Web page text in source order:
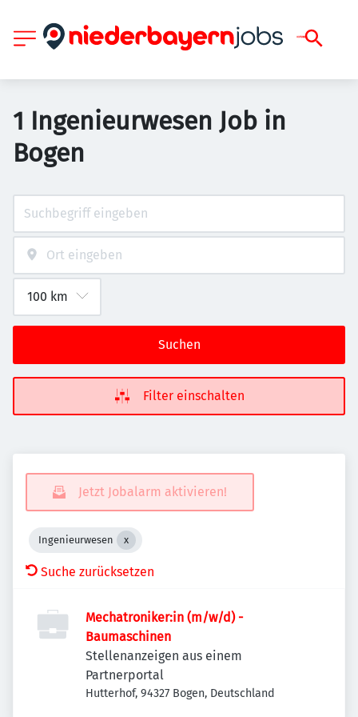
1 Ingenieurwesen Job in
Bogen
Suchen
Filter einschalten
Jetzt Jobalarm aktivieren!
Ingenieurwesen
Suche zurücksetzen
Mechatroniker:in (m/w/d) -
Baumaschinen
Stellenanzeigen aus einem
Partnerportal
Hutterhof, 94327 Bogen, Deutschland